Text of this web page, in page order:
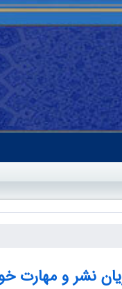
نشر و مهارت